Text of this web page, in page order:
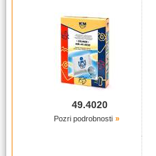
49.4020
Pozri podrobnosti